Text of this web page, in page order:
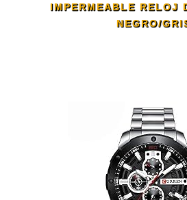
IMPERMEABLE RELOJ
NEGRO/